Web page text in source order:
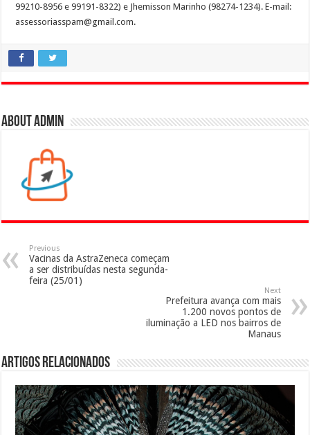
99210-8956 e 99191-8322) e Jhemisson Marinho (98274-1234). E-mail:
assessoriasspam@gmail.com.
About admin
Previous
Vacinas da AstraZeneca começam
a ser distribuídas nesta segunda-
feira (25/01)
Next
Prefeitura avança com mais
1.200 novos pontos de
iluminação a LED nos bairros de
Manaus
Artigos Relacionados